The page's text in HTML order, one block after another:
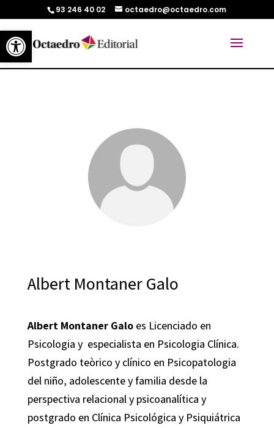
Abrir barra de herramientas
93 246 40 02 octaedro@octaedro.com
Albert Montaner Galo
Albert Montaner Galoes Licenciado en
Psicologia y especialista en Psicologia Clínica.
Postgrado teòrico y clínico en Psicopatologia
del niño, adolescente y familia desde la
perspectiva relacional y psicoanalítica y
postgrado en Clínica Psicológica y Psiquiátrica